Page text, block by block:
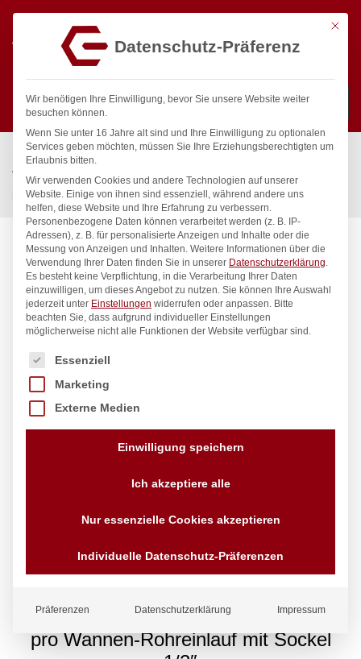
Suchen
Start / Gastronomiebedarf & Gastro Geräte für Profis
Wassertechnik
Wannenauslauf
pro Wannen-Rohreinlauf mit Sockel 1/2″
pro Wannen-Rohreinlauf mit Sockel
Mit
Datenschutz-Präferenz
Wir benötigen Ihre Einwilligung, bevor Sie unsere Website weiter
besuchen können.
Wenn Sie unter 16 Jahre alt sind und Ihre Einwilligung zu optionalen
Services geben möchten, müssen Sie Ihre Erziehungsberechtigten um
Erlaubnis bitten.
Wir verwenden Cookies und andere Technologien auf unserer
Website. Einige von ihnen sind essenziell, während andere uns
helfen, diese Website und Ihre Erfahrung zu verbessern.
Personenbezogene Daten können verarbeitet werden (z. B. IP-
Adressen), z. B. für personalisierte Anzeigen und Inhalte oder die
Messung von Anzeigen und Inhalten. Weitere Informationen über die
Verwendung Ihrer Daten finden Sie in unserer Datenschutzerklärung.
Es besteht keine Verpflichtung, in die Verarbeitung Ihrer Daten
einzuwilligen, um dieses Angebot zu nutzen. Sie können Ihre Auswahl
jederzeit unter Einstellungen widerrufen oder anpassen. Bitte
beachten Sie, dass aufgrund individueller Einstellungen
möglicherweise nicht alle Funktionen der Website verfügbar sind.
Es folgt eine Liste der Service-Gruppen, für die eine
Essenziell
Marketing
Externe Medien
Einwilligung speichern
Ich akzeptiere alle
Nur essenzielle Cookies akzeptieren
Individuelle Datenschutz-Präferenzen
Präferenzen Datenschutzerklärung Impressum